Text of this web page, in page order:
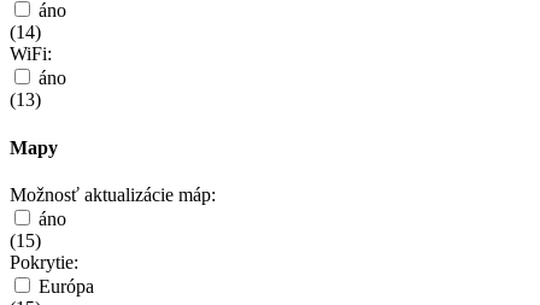
áno
(14)
WiFi:
áno
(13)
Mapy
Možnosť aktualizácie máp:
áno
(15)
Pokrytie:
Európa